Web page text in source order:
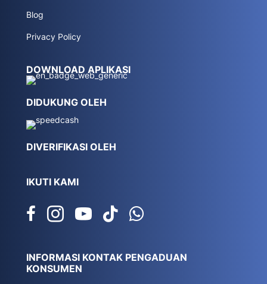
Blog
Privacy Policy
DOWNLOAD APLIKASI
DIDUKUNG OLEH
DIVERIFIKASI OLEH
IKUTI KAMI
INFORMASI KONTAK PENGADUAN
KONSUMEN